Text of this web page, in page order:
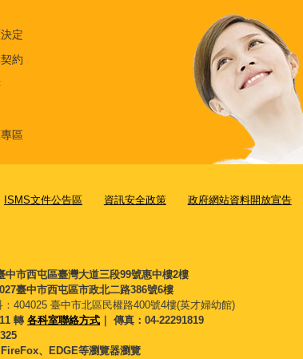
定
約
區
ISMS文件公告區 資訊安全政策 政府網站資料開放宣告
中市西屯區臺灣大道三段99號惠中樓2樓
臺中市西屯區市政北二路386號6樓
404025 臺中市北區民權路400號4樓(英才婦幼館)
轉 各科室聯絡方式 ｜ 傳真：04-22291819
、EDGE等瀏覽器瀏覽